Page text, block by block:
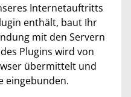
Internetauftritts
enthält, baut Ihr
mit den Servern
Plugins wird von
übermittelt und
eingebunden.